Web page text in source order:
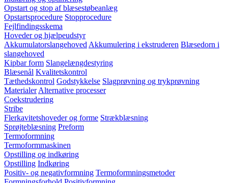
Opstart og stop af blæsestøbeanlæg
Opstartsprocedure Stopprocedure
Fejlfindingsskema
Hoveder og hjælpeudstyr
Akkumulatorslangehoved Akkumulering i ekstruderen Blæsedorn i
slangehoved
Kipbar form Slangelængdestyring
Blæsenål Kvalitetskontrol
Tæthedskontrol Godstykkelse Slagprøvning og trykprøvning
Materialer Alternative processer
Coekstrudering
Stribe
Flerkavitetshoveder og forme Strækblæsning
Sprøjteblæsning Preform
Termoformning
Termoformmaskinen
Opstilling og indkøring
Opstilling Indkøring
Positiv- og negativformning Termoformningsmetoder